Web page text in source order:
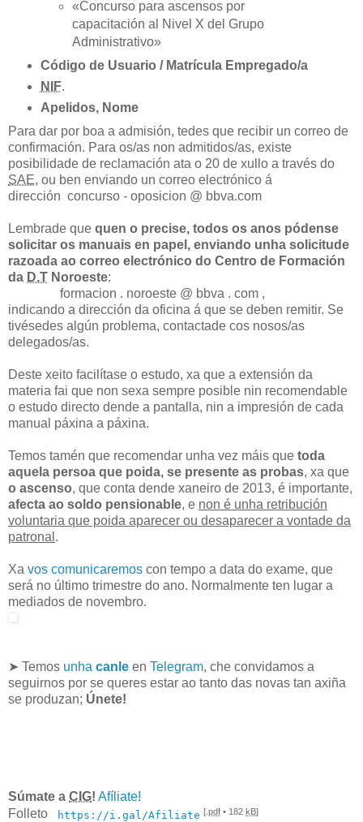
«Concurso para ascensos por
capacitación al Nivel X del Grupo
Administrativo»
Código de Usuario / Matrícula Empregado/a
NIF.
Apelidos, Nome
Para dar por boa a admisión, tedes que recibir un correo de
confirmación. Para os/as non admitidos/as, existe
posibilidade de reclamación ata o 20 de xullo a través do
SAE, ou ben enviando un correo electrónico á
dirección concurso - oposicion @ bbva.com
Lembrade que quen o precise, todos os anos pódense
solicitar os manuais en papel, enviando unha solicitude
razoada ao correo electrónico do Centro de Formación
da D.T Noroeste:
formacion . noroeste @ bbva . com ,
indicando a dirección da oficina á que se deben remitir. Se
tivésedes algún problema, contactade cos nosos/as
delegados/as.
Deste xeito facilítase o estudo, xa que a extensión da
materia fai que non sexa sempre posible nin recomendable
o estudo directo dende a pantalla, nin a impresión de cada
manual páxina a páxina.
Temos tamén que recomendar unha vez máis que toda
aquela persoa que poida, se presente as probas, xa que
o ascenso, que conta dende xaneiro de 2013, é importante,
afecta ao soldo pensionable, e non é unha retribución
voluntaria que poida aparecer ou desaparecer a vontade da
patronal .
Xa vos comunicaremos con tempo a data do exame, que
será no último trimestre do ano. Normalmente ten lugar a
mediados de novembro.
➤ Temos unha canle en Telegram, che convidamos a
seguirnos por se queres estar ao tanto das novas tan axiña
se produzan; Únete!
Súmate a CIG! Afíliate!
Folleto
https://i.gal/Afiliate [. pdf • 182 kB]